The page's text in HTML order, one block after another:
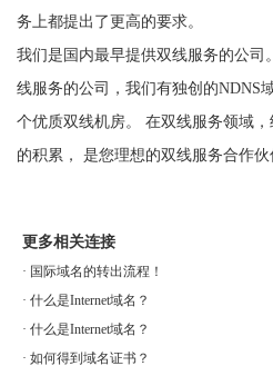
务上都提出了更高的要求。
我们是国内最早提供双线服务的公司
线服务的公司，我们有独创的NDNS
个优质双线机房。 在双线服务领域
的积累， 是您理想的双线服务合作伙
更多相关连接
· 国际域名的转出流程！
· 什么是Internet域名？
· 什么是Internet域名？
· 如何得到域名证书？